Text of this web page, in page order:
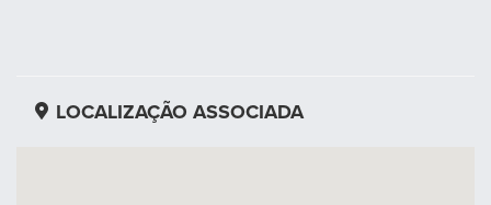
LOCALIZAÇÃO ASSOCIADA